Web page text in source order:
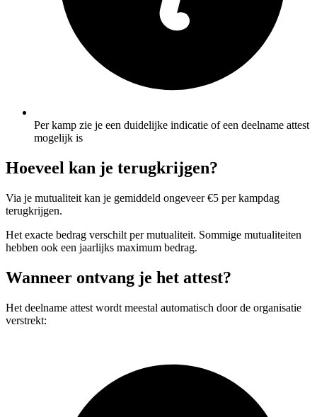
Per kamp zie je een duidelijke indicatie of een deelname attest
mogelijk is
Hoeveel kan je terugkrijgen?
Via je mutualiteit kan je gemiddeld ongeveer €5 per kampdag
terugkrijgen.
Het exacte bedrag verschilt per mutualiteit. Sommige mutualiteiten
hebben ook een jaarlijks maximum bedrag.
Wanneer ontvang je het attest?
Het deelname attest wordt meestal automatisch door de organisatie
verstrekt: